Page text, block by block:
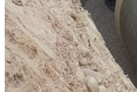
Uniones y juntas de
Accesorios